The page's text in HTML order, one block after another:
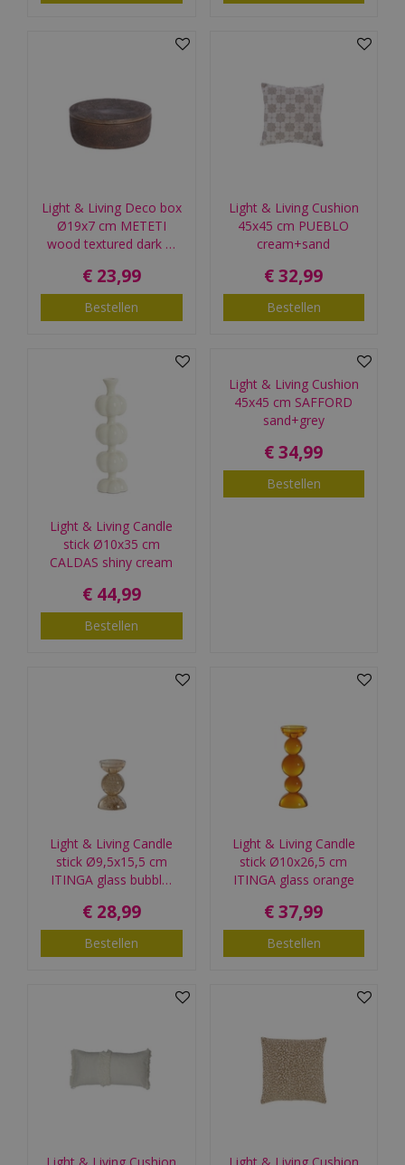
Light & Living Deco box
Ø19x7 cm METETI
wood textured dark …
€ 23,99
Bestellen
Light & Living Cushion
45x45 cm PUEBLO
cream+sand
€ 32,99
Bestellen
Light & Living Candle
stick Ø10x35 cm
CALDAS shiny cream
€ 44,99
Bestellen
Light & Living Cushion
45x45 cm SAFFORD
sand+grey
€ 34,99
Bestellen
Light & Living Candle
stick Ø9,5x15,5 cm
ITINGA glass bubbl…
€ 28,99
Bestellen
Light & Living Candle
stick Ø10x26,5 cm
ITINGA glass orange
€ 37,99
Bestellen
Light & Living Cushion Light & Living Cushion